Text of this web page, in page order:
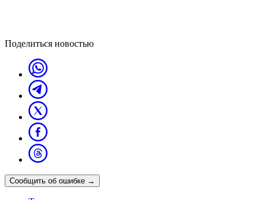
Поделиться новостью
Сообщить об ошибке →